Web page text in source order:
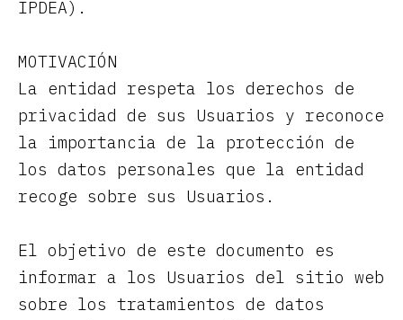
IPDEA).
MOTIVACIÓN
La entidad respeta los derechos de
privacidad de sus Usuarios y reconoce
la importancia de la protección de
los datos personales que la entidad
recoge sobre sus Usuarios.
El objetivo de este documento es
informar a los Usuarios del sitio web
sobre los tratamientos de datos